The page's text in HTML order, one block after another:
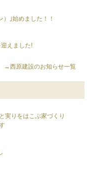
）｣始めました！！
迎えました!
→西原建設のお知らせ一覧
実りをはこぶ家づくり